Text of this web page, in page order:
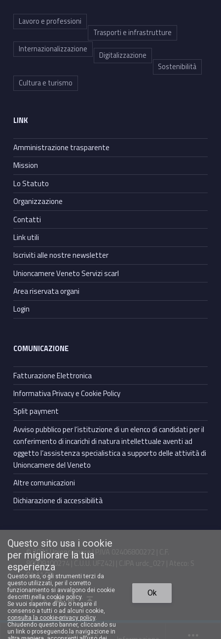
Funzioni e
Lavoro e professioni
Trasporti e infrastrutture
Internazionalizzazione
Digitalizzazione
Sostenibilità
Cultura e turismo
LINK
Amministrazione trasparente
Mission
Lo Statuto
Organizzazione
Contatti
Link utili
Iscriviti alle nostre newsletter
Unioncamere Veneto Servizi scarl
Area riservata organi
Login
COMUNICAZIONE
Fatturazione Elettronica
Informativa Privacy e Cookie Policy
Split payment
Avviso pubblico per l’istituzione di un elenco di candidati per il
conferimento di incarichi di natura intellettuale aventi ad
oggetto l’assistenza specialistica a supporto delle attività di
Unioncamere del Veneto
Altre comunicazioni
Dichiarazione di accessibilità
© 2021 Unioncamere | P.IVA 02406800272 | C.F.
80009100274 | C.U.U. UFZ42J | C.IPA urdc_027 | Ateco: S
94.11.00
Facebook Unioncamere VenetoTwitter Unioncamere VenetoYoutube Unioncamere VenetoLinkedin Unioncamere Veneto Torna in cima ↑
Questo sito usa i cookie
per migliorare la tua
esperienza
Questo sito, o gli strumenti terzi da
questo utilizzati, per il corretto
funzionamento si avvalgono dei cookie
descritti nella cookie policy.
Se vuoi saperne di più o negare il
consenso a tutti o ad alcuni cookie,
consulta la cookie-privacy policy.
Chiudendo questo banner, cliccando su
un link o proseguendo la navigazione in
Ok